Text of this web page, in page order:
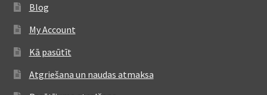
Blog
My Account
Kā pasūtīt
Atgriešana un naudas atmaksa